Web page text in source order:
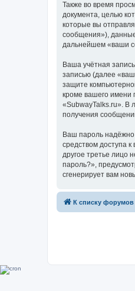
Также во время
документа, целью
которые вы
сообщения»),
дальнейшем «ваши
Ваша учётная
записью (далее
защите
кроме вашего имени
«SubwayTalks.ru». В
получения
Ваш пароль надёжно
средством доступа
другое третье лицо
пароль?»,
сгенерирует вам
К списку форумов